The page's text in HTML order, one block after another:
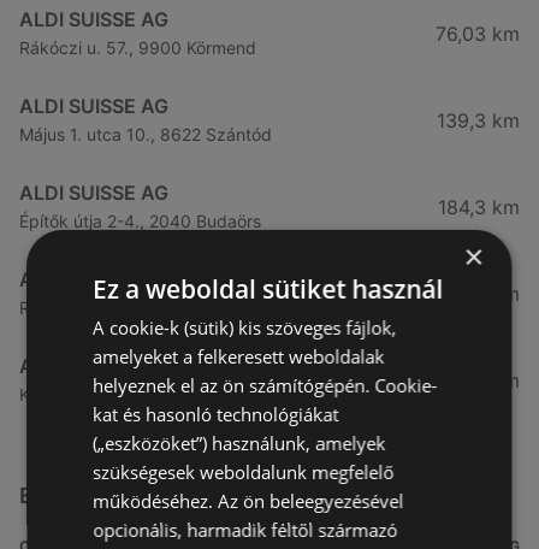
ALDI SUISSE AG
Rákóczi u. 57., 9900 Körmend
76,03 km
ALDI SUISSE AG
Május 1. utca 10., 8622 Szántód
139,3 km
ALDI SUISSE AG
Építők útja 2-4., 2040 Budaörs
184,3 km
ALDI SUISSE AG
Rákóczi út 38., 1039 Budapest
189,92 km
ALDI SUISSE AG
Kondorosi út 6., 1116 Budapest
191,04 km
Egyéb Szupermarketek üzletek a közelben
×
Ez a weboldal sütiket használ
A cookie-k (sütik) kis szöveges fájlok,
amelyeket a felkeresett weboldalak
helyeznek el az ön számítógépén. Cookie-
kat és hasonló technológiákat
(„eszközöket”) használunk, amelyek
szükségesek weboldalunk megfelelő
működéséhez. Az ön beleegyezésével
opcionális, harmadik féltől származó